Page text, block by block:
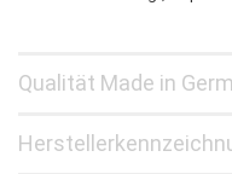
Qualität Made in